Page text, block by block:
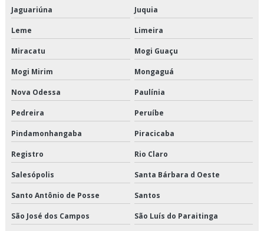
Terceirização de crossdocking
Terceirização de entregas fracionadas
Terceirização de logística de alimentos
Terceirização de logística para perecíveis
Terceirização de transporte de alimentos perecíveis
Terceirização de transporte de climatizados
Terceirização de transporte de congelados
Jaguariúna Juquia
Leme Limeira
Miracatu Mogi Guaçu
Mogi Mirim Mongaguá
Nova Odessa Paulínia
Pedreira Peruíbe
Pindamonhangaba Piracicaba
Registro Rio Claro
Salesópolis Santa Bárbara d Oeste
Santo Antônio de Posse Santos
São José dos Campos São Luís do Paraitinga